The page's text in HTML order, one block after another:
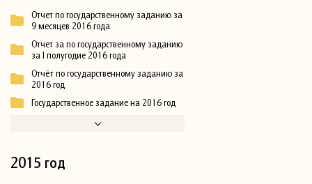
Отчет по государственному заданию за
9 месяцев 2016 года
Отчет за по государственному заданию
за I полугодие 2016 года
Отчёт по государственному заданию за
2016 год
Государственное задание на 2016 год
2015 год